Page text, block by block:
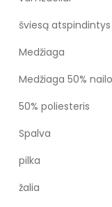
šviesą
Medžiaga
Medžiaga 50%
50% poliesteris
Spalva
pilka
žalia